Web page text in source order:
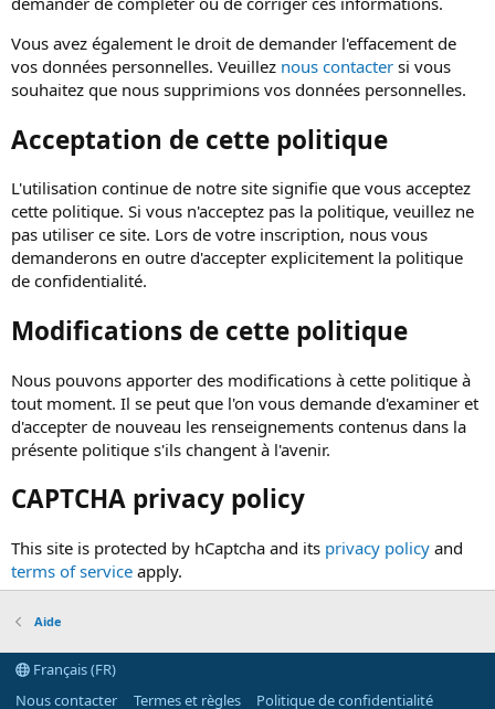
Vous avez également le droit de demander l'effacement de
vos données personnelles. Veuillez nous contacter si vous
souhaitez que nous supprimions vos données personnelles.
Acceptation de cette politique
L'utilisation continue de notre site signifie que vous acceptez
cette politique. Si vous n'acceptez pas la politique, veuillez ne
pas utiliser ce site. Lors de votre inscription, nous vous
demanderons en outre d'accepter explicitement la politique
de confidentialité.
Modifications de cette politique
Nous pouvons apporter des modifications à cette politique à
tout moment. Il se peut que l'on vous demande d'examiner et
d'accepter de nouveau les renseignements contenus dans la
présente politique s'ils changent à l'avenir.
CAPTCHA privacy policy
This site is protected by hCaptcha and its privacy policy and
terms of service apply.
Aide
Français (FR)
Nous contacter
Termes et règles Politique de confidentialité